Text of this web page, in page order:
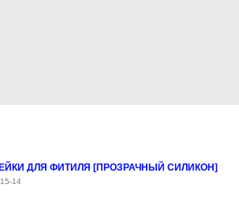
ДЛЯ ФИТИЛЯ [ПРОЗРАЧНЫЙ СИЛИКОН]
14